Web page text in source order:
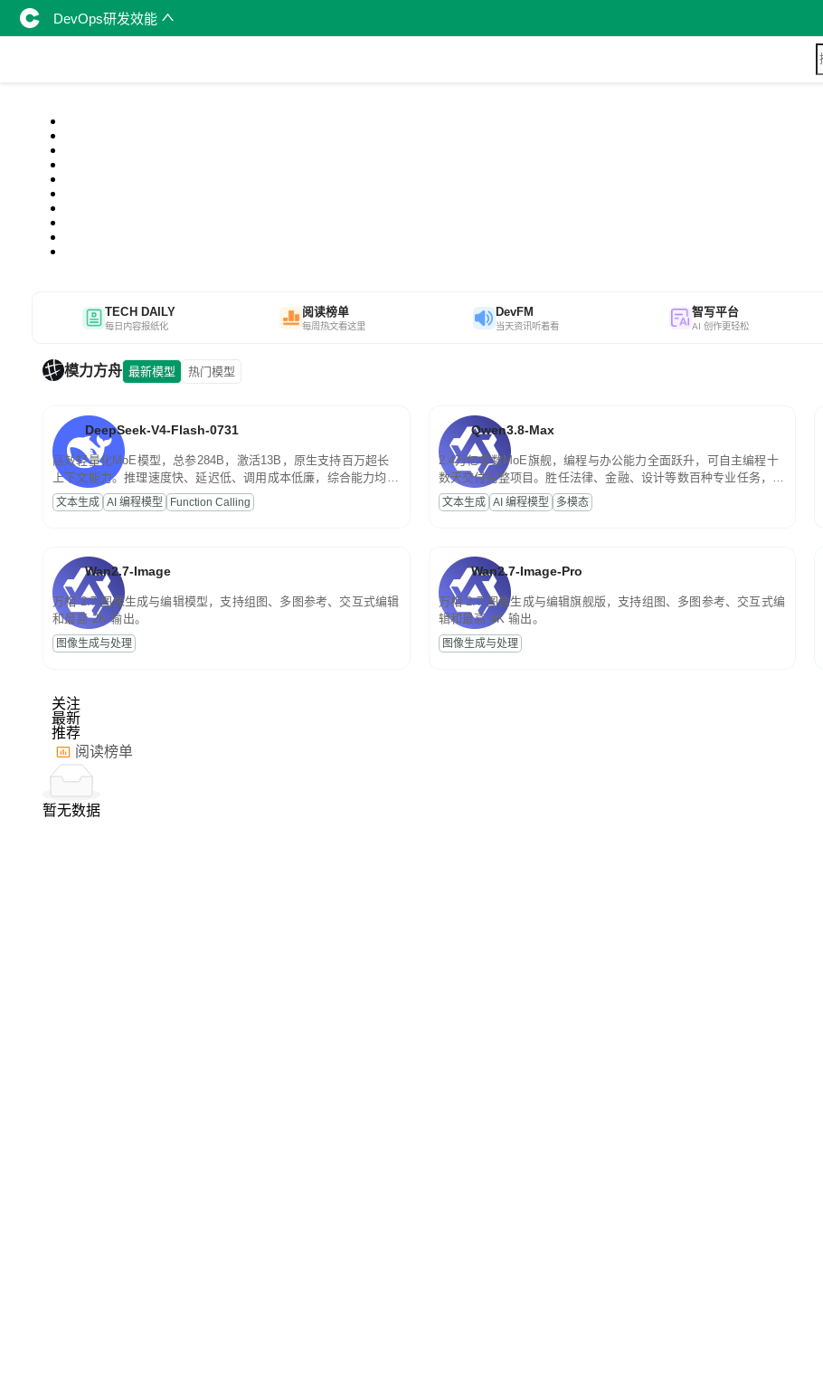
DevOps研发效能
TECH DAILY
每日内容报纸化
阅读榜单
每周热文看这里
DevFM
当天资讯听着看
智写平台
AI 创作更轻松
模力方舟 最新模型 热门模型
DeepSeek-V4-Flash-0731
高效轻量化MoE模型，总参284B，激活13B，原生支持百万超长
上下文能力。推理速度快、延迟低、调用成本低廉，综合能力均
衡，主打高并发、轻量化任务，适合日常对话、内容创作、基础
RAG、批量文案处理等普惠刚需场景。
文本生成 AI 编程模型 Function Calling
Qwen3.8-Max
2.4万亿参数MoE旗舰，编程与办公能力全面跃升，可自主编程十
数天交付完整项目。胜任法律、金融、设计等数百种专业任务，一
次对话端到端交付生产级成果。原生视觉理解贯穿规划、执行与验
证全流程，支持超长文档与长视频的深度语义解析。长程任务中自
文本生成 AI 编程模型 多模态
Wan2.7-Image
万相 2.7 图像生成与编辑模型，支持组图、多图参考、交互式编辑
和最高 2K 输出。
图像生成与处理
Wan2.7-Image-Pro
万相 2.7 图像生成与编辑旗舰版，支持组图、多图参考、交互式编
辑和最高 4K 输出。
图像生成与处理
关注
最新
推荐
阅读榜单
暂无数据